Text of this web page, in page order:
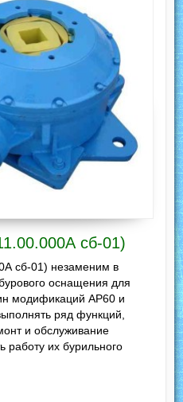
сб-01)
сб-01) незаменим в
оснащения для
модификаций АР60 и
ряд функций,
и обслуживание
работу их бурильного